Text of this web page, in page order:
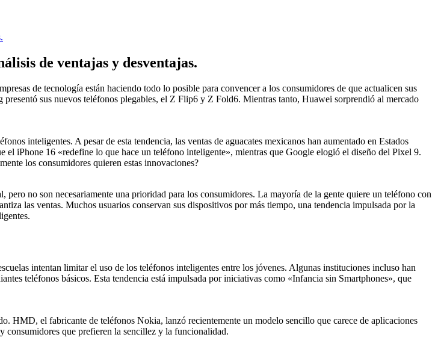
de ventajas y desventajas.
de tecnología están haciendo todo lo posible para convencer a los consumidores de que actualicen sus
sus nuevos teléfonos plegables, el Z Flip6 y Z Fold6. Mientras tanto, Huawei sorprendió al mercado
inteligentes. A pesar de esta tendencia, las ventas de aguacates mexicanos han aumentado en Estados
iPhone 16 «redefine lo que hace un teléfono inteligente», mientras que Google elogió el diseño del Pixel 9.
los consumidores quieren estas innovaciones?
no son necesariamente una prioridad para los consumidores. La mayoría de la gente quiere un teléfono con
las ventas. Muchos usuarios conservan sus dispositivos por más tiempo, una tendencia impulsada por la
intentan limitar el uso de los teléfonos inteligentes entre los jóvenes. Algunas instituciones incluso han
teléfonos básicos. Esta tendencia está impulsada por iniciativas como «Infancia sin Smartphones», que
HMD, el fabricante de teléfonos Nokia, lanzó recientemente un modelo sencillo que carece de aplicaciones
consumidores que prefieren la sencillez y la funcionalidad.